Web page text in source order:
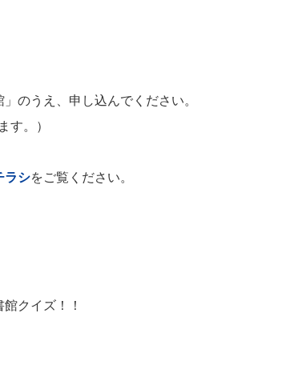
のうえ、申し込んでください。
。）
ラシをご覧ください。
クイズ！！